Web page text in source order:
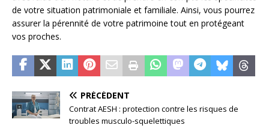
de votre situation patrimoniale et familiale. Ainsi, vous pourrez
assurer la pérennité de votre patrimoine tout en protégeant
vos proches.
PRÉCÉDENT
Contrat AESH : protection contre les risques de
troubles musculo-squelettiques